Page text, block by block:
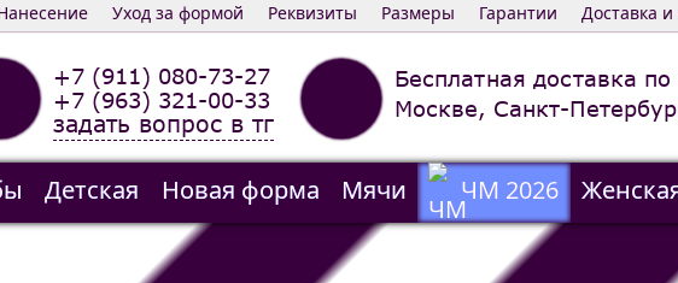
Доставка и
Гарантии
Размеры
Реквизиты
Уход за формой
+7 (911) 080-73-27
+7 (963) 321-00-33
задать вопрос в тг
Бесплатная доставка по
Москве, Санкт-
Детская Новая форма Мячи ЧМ 2026